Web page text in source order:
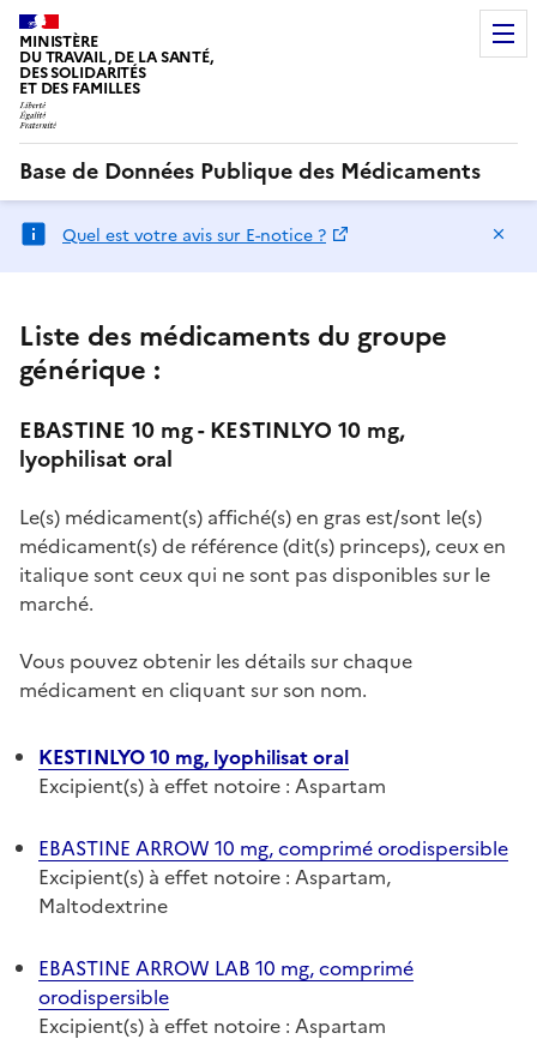
MINISTÈRE
DU TRAVAIL, DE LA SANTÉ,
DES SOLIDARITÉS
ET DES FAMILLES
Base de Données Publique des Médicaments
Quel est votre avis sur E-notice ?
Liste des médicaments du groupe
générique :
EBASTINE 10 mg - KESTINLYO 10 mg,
lyophilisat oral
Le(s) médicament(s) affiché(s) en gras est/sont le(s)
médicament(s) de référence (dit(s) princeps), ceux en
italique sont ceux qui ne sont pas disponibles sur le
marché.
Vous pouvez obtenir les détails sur chaque
médicament en cliquant sur son nom.
KESTINLYO 10 mg, lyophilisat oral
Excipient(s) à effet notoire : Aspartam
EBASTINE ARROW 10 mg, comprimé orodispersible
Excipient(s) à effet notoire : Aspartam,
Maltodextrine
EBASTINE ARROW LAB 10 mg, comprimé
orodispersible
Excipient(s) à effet notoire : Aspartam